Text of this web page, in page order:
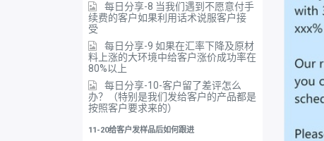
每日分享-8 当我们遇到不愿意付手
续费的客户如果利用话术说服客户接
受
每日分享-9 如果在汇率下降及原材
料上涨的大环境中给客户涨价成功率在
80%以上
每日分享-10-客户留了差评怎么
办？（特别是我们发给客户的产品都是
按照客户要求来的）
11-20给客户发样品后如何跟进